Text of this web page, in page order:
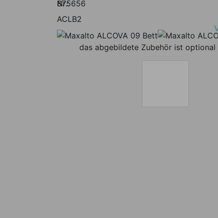
Nr.:
ACLB2
875656
das abgebildete Zubehör ist optional